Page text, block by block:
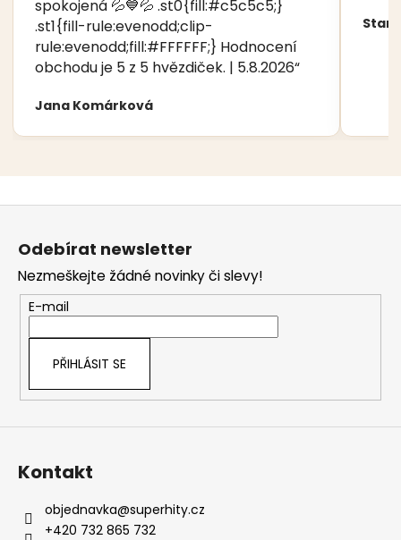
spokojená 💦💙💦 .st0{fill:#c5c5c5;}
.st1{fill-rule:evenodd;clip-
rule:evenodd;fill:#FFFFFF;} Hodnocení
obchodu je 5 z 5 hvězdiček. | 5.8.2026“
Jana Komárková
Z
Odebírat newsletter
Nezmeškejte žádné novinky či slevy!
E-mail
PŘIHLÁSIT SE
Kontakt
objednavka@superhity.cz
+420 732 865 732